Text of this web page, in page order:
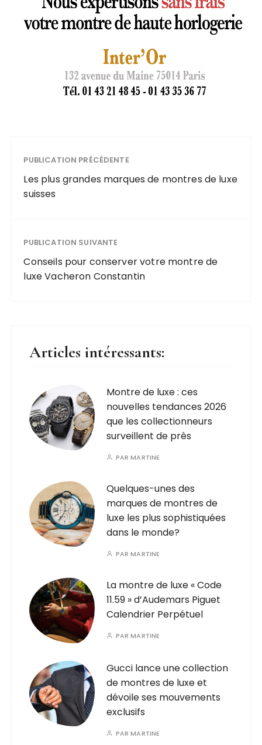
PUBLICATION PRÉCÉDENTE
Les plus grandes marques de montres de luxe
suisses
PUBLICATION SUIVANTE
Conseils pour conserver votre montre de
luxe Vacheron Constantin
Articles intéressants:
Montre de luxe : ces
nouvelles tendances 2026
que les collectionneurs
surveillent de près
PARMARTINE
Quelques-unes des
marques de montres de
luxe les plus sophistiquées
dans le monde?
PARMARTINE
La montre de luxe « Code
11.59 » d’Audemars Piguet
Calendrier Perpétuel
PARMARTINE
Gucci lance une collection
de montres de luxe et
dévoile ses mouvements
exclusifs
PARMARTINE